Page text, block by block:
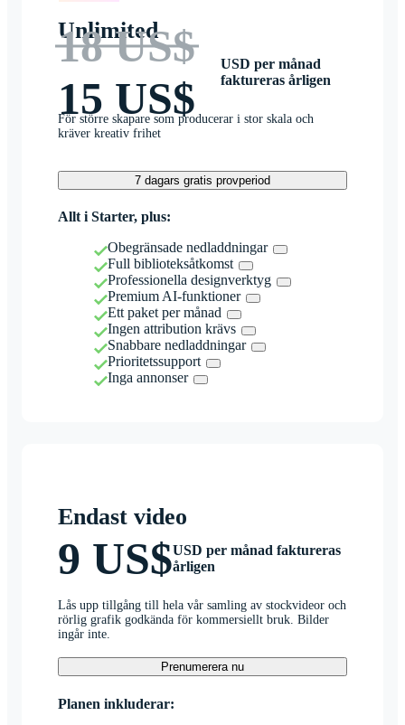
Unlimited
18 US$
15 US$
USD per månad
faktureras årligen
För större skapare som producerar i stor skala och
kräver kreativ frihet
7 dagars gratis provperiod
Allt i Starter, plus:
Obegränsade nedladdningar
Full biblioteksåtkomst
Professionella designverktyg
Premium AI-funktioner
Ett paket per månad
Ingen attribution krävs
Snabbare nedladdningar
Prioritetssupport
Inga annonser
Endast video
9 US$USD per månad faktureras
årligen
Lås upp tillgång till hela vår samling av stockvideor och
rörlig grafik godkända för kommersiellt bruk. Bilder
ingår inte.
Prenumerera nu
Planen inkluderar: